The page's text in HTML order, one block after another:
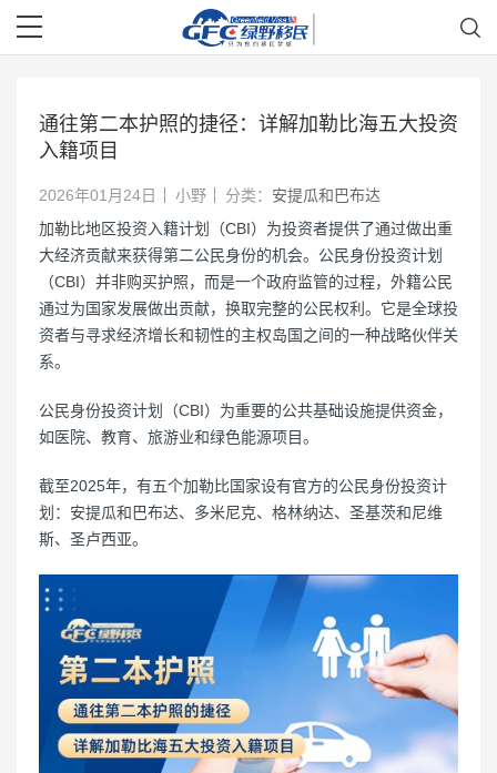
通往第二本护照的捷径：详解加勒比海五大投资
入籍项目
2026年01月24日 小野 分类： 安提瓜和巴布达
加勒比地区投资入籍计划（CBI）为投资者提供了通过做出重
大经济贡献来获得第二公民身份的机会。公民身份投资计划
（CBI）并非购买护照，而是一个政府监管的过程，外籍公民
通过为国家发展做出贡献，换取完整的公民权利。它是全球投
资者与寻求经济增长和韧性的主权岛国之间的一种战略伙伴关
系。
公民身份投资计划（CBI）为重要的公共基础设施提供资金，
如医院、教育、旅游业和绿色能源项目。
截至2025年，有五个加勒比国家设有官方的公民身份投资计
划：安提瓜和巴布达、多米尼克、格林纳达、圣基茨和尼维
斯、圣卢西亚。